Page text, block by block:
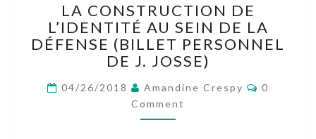
CONSTRUCTION
DE
L’IDENTITÉ
AU
DE
LA
DÉFENSE
LA CONSTRUCTION DE
L’IDENTITÉ AU SEIN DE LA
DÉFENSE (BILLET PERSONNEL
DE J. JOSSE)
04/26/2018 Amandine Crespy
0
Comment